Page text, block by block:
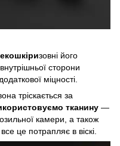
зовні його
сторони
міцності.
тріскається за
тканину —
камери, а також
це потрапляє в віскі.